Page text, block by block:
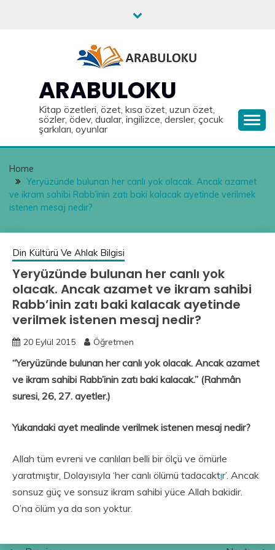
ARABULOKU
Kitap özetleri, özet, kısa özet, uzun özet,
sözler, ödev, dualar, ingilizce, dersler, çocuk
şarkıları, oyunlar
Home
Yeryüzünde bulunan her canlı yok olacak. Ancak azamet
ve ikram sahibi Rabb’inin zatı baki kalacak ayetinde verilmek
istenen mesaj nedir?
Din Kültürü Ve Ahlak Bilgisi
Yeryüzünde bulunan her canlı yok
olacak. Ancak azamet ve ikram sahibi
Rabb’inin zatı baki kalacak ayetinde
verilmek istenen mesaj nedir?
20 Eylül 2015 Öğretmen
“Yeryüzünde bulunan her canlı yok olacak. Ancak azamet
ve ikram sahibi Rabb’inin zatı baki kalacak.” (Rahmân
suresi, 26, 27. ayetler.)
Yukarıdaki ayet mealinde verilmek istenen mesaj nedir?
Allah tüm evreni ve canlıları belli bir ölçü ve ömürle
yaratmıştır. Dolayısıyla ‘her canlı ölümü tadacaktır’. Ancak
sonsuz güç ve sonsuz ikram sahibi yüce Allah bakidir.
O’na ölüm ya da son yoktur.